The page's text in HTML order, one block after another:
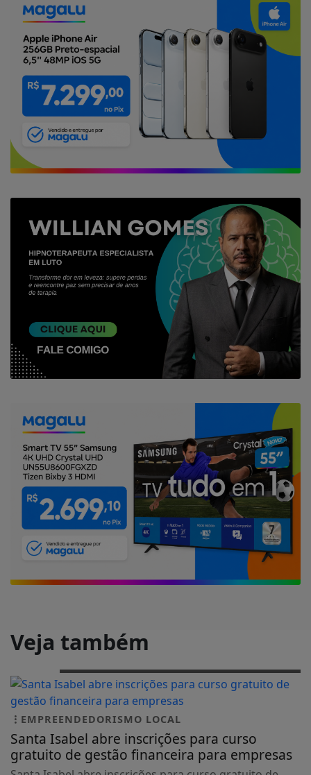
Veja também
EMPREENDEDORISMO LOCAL
Santa Isabel abre inscrições para curso
gratuito de gestão financeira para empresas